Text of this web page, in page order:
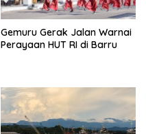
Gemuru Gerak Jalan Warnai
Perayaan HUT RI di Barru